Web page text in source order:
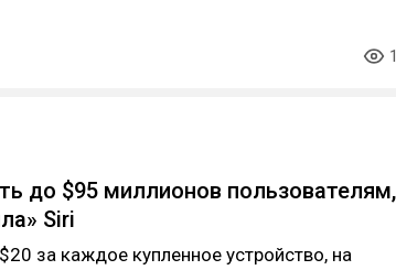
до $95 миллионов пользователям,
Siri
за каждое купленное устройство, на